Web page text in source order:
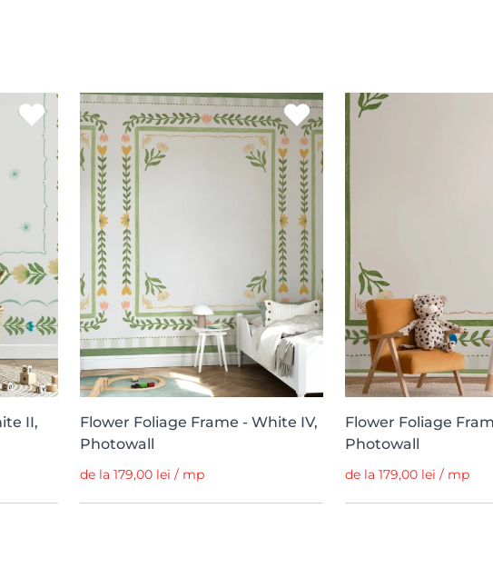
II,
Flower Foliage Frame - White IV,
Photowall
de la 179,00 lei / mp
Flower Foliage
Photowall
de la 179,00 lei / mp